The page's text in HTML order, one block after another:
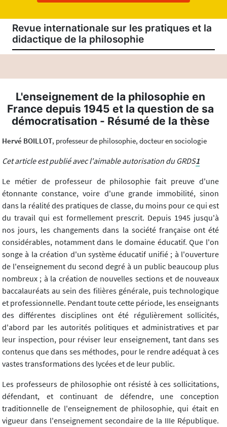
Revue internationale sur les pratiques et la
didactique de la philosophie
L'enseignement de la philosophie en
France depuis 1945 et la question de sa
démocratisation - Résumé de la thèse
Hervé BOILLOT, professeur de philosophie, docteur en sociologie
Cet article est publié avec l'aimable autorisation du GRDS1
Le métier de professeur de philosophie fait preuve d'une
étonnante constance, voire d'une grande immobilité, sinon
dans la réalité des pratiques de classe, du moins pour ce qui est
du travail qui est formellement prescrit. Depuis 1945 jusqu'à
nos jours, les changements dans la société française ont été
considérables, notamment dans le domaine éducatif. Que l'on
songe à la création d'un système éducatif unifié ; à l'ouverture
de l'enseignement du second degré à un public beaucoup plus
nombreux ; à la création de nouvelles sections et de nouveaux
baccalauréats au sein des filières générale, puis technologique
et professionnelle. Pendant toute cette période, les enseignants
des différentes disciplines ont été régulièrement sollicités,
d'abord par les autorités politiques et administratives et par
leur inspection, pour réviser leur enseignement, tant dans ses
contenus que dans ses méthodes, pour le rendre adéquat à ces
vastes transformations des lycées et de leur public.
Les professeurs de philosophie ont résisté à ces sollicitations,
défendant, et continuant de défendre, une conception
traditionnelle de l'enseignement de philosophie, qui était en
vigueur dans l'enseignement secondaire de la IIIe République.